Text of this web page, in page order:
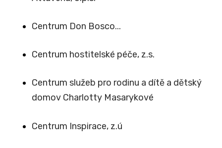
Centrum Don Bosco...
Centrum hostitelské péče, z.s.
Centrum služeb pro rodinu a dítě a dětský
domov Charlotty Masarykové
Centrum Inspirace, z.ú